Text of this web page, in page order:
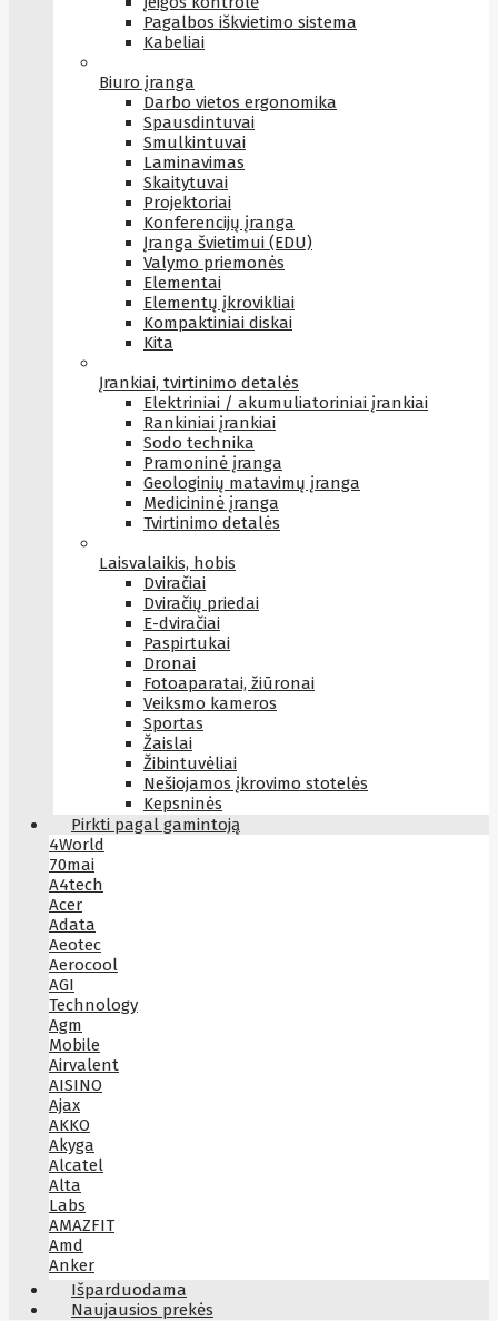
Pagalbos iškvietimo sistema
Kabeliai
Biuro įranga
Darbo vietos ergonomika
Spausdintuvai
Smulkintuvai
Laminavimas
Skaitytuvai
Projektoriai
Konferencijų įranga
Įranga švietimui (EDU)
Valymo priemonės
Elementai
Elementų įkrovikliai
Kompaktiniai diskai
Kita
Įrankiai, tvirtinimo detalės
Elektriniai / akumuliatoriniai įrankiai
Rankiniai įrankiai
Sodo technika
Pramoninė įranga
Geologinių matavimų įranga
Medicininė įranga
Tvirtinimo detalės
Laisvalaikis, hobis
Dviračiai
Dviračių priedai
E-dviračiai
Paspirtukai
Dronai
Fotoaparatai, žiūronai
Veiksmo kameros
Sportas
Žaislai
Žibintuvėliai
Nešiojamos įkrovimo stotelės
Kepsninės
Pirkti pagal gamintoją
4World
70mai
A4tech
Acer
Adata
Aeotec
Aerocool
AGI
Technology
Agm
Mobile
Airvalent
AISINO
Ajax
AKKO
Akyga
Alcatel
Alta
Labs
AMAZFIT
Amd
Anker
Antec
Aoc
Išparduodama
Naujausios prekės